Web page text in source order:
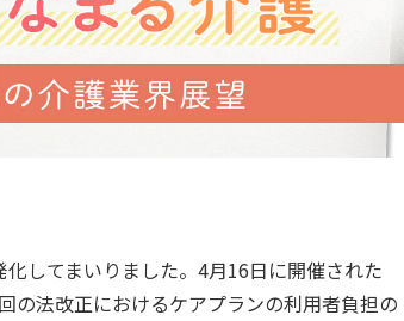
してまいりました。4月16日に開催された
の法改正におけるケアプランの利用者負担の